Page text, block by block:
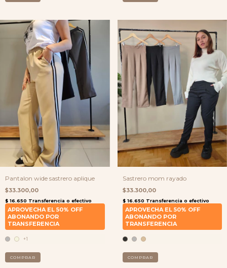
Pantalon wide sastrero aplique
$33.300,00
+1
COMPRAR
Sastrero mom rayado
$33.300,00
COMPRAR